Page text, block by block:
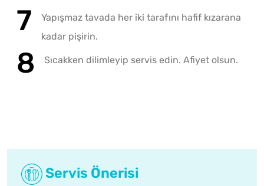
Yapışmaz tavada her iki tarafını hafif kızarana
kadar pişirin.
Sıcakken dilimleyip servis edin. Afiyet olsun.
Servis Önerisi